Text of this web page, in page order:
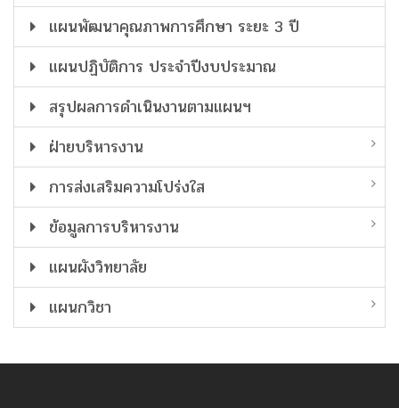
แผนพัฒนาคุณภาพการศึกษา ระยะ 3 ปี
แผนปฏิบัติการ ประจำปีงบประมาณ
สรุปผลการดำเนินงานตามแผนฯ
ฝ่ายบริหารงาน
การส่งเสริมความโปร่งใส
ข้อมูลการบริหารงาน
แผนผังวิทยาลัย
แผนกวิชา